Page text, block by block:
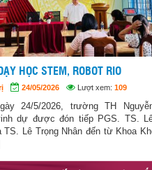
HỌC STEM, ROBOT RIO
24/05/2026 Lượt xem: 109
24/5/2026, trường TH
dự được đón tiếp PGS. TS.
TS. Lê Trọng Nhân đến từ Khoa